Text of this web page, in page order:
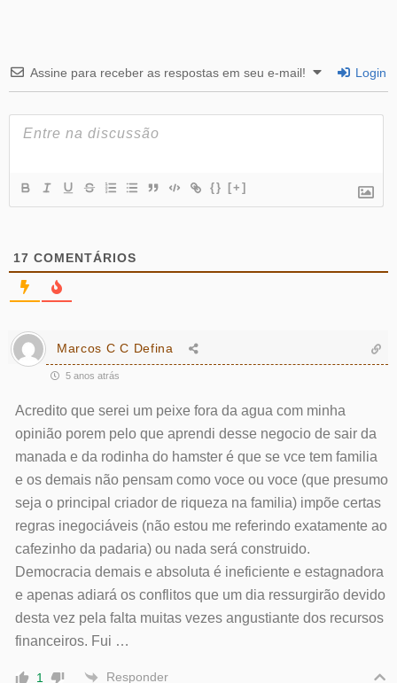
Assine para receber as respostas em seu e-mail! Login
{} [+]
17 COMENTÁRIOS
Marcos C C Defina
5 anos atrás
Acredito que serei um peixe fora da agua com minha
opinião porem pelo que aprendi desse negocio de sair da
manada e da rodinha do hamster é que se vce tem familia
e os demais não pensam como voce ou voce (que presumo
seja o principal criador de riqueza na familia) impõe certas
regras inegociáveis (não estou me referindo exatamente ao
cafezinho da padaria) ou nada será construido.
Democracia demais e absoluta é ineficiente e estagnadora
e apenas adiará os conflitos que um dia ressurgirão devido
desta vez pela falta muitas vezes angustiante dos recursos
financeiros. Fui …
1 Responder